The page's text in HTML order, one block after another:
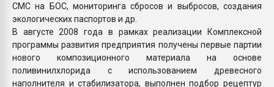
СМС на БОС, мониторинга сбросов и выбросов, создания
экологических паспортов и др.
В августе 2008 года в рамках реализации Комплексной
программы развития предприятия получены первые партии
нового композиционного материала на основе
поливинилхлорида с использованием древесного
наполнителя и стабилизатора, выполнен подбор рецептур